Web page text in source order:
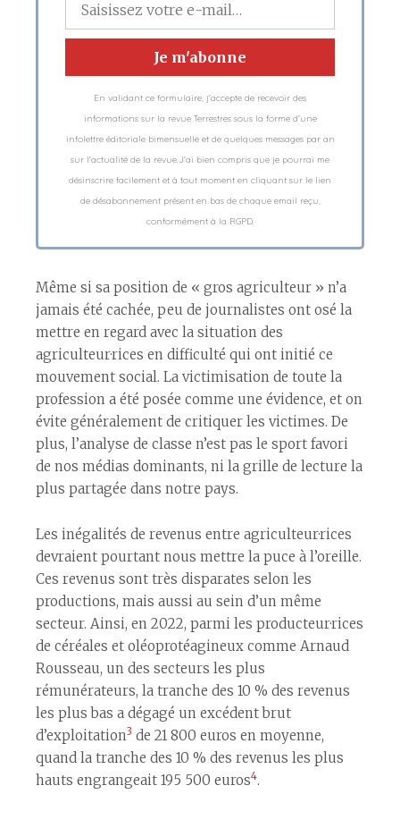
En validant ce formulaire, j'accepte de recevoir des
informations sur la revue Terrestres sous la forme d'une
infolettre éditoriale bimensuelle et de quelques messages par an
sur l'actualité de la revue.J'ai bien compris que je pourrai me
désinscrire facilement et à tout moment en cliquant sur le lien
de désabonnement présent en bas de chaque email reçu,
conformément à la RGPD.
Même si sa position de « gros agriculteur » n’a
jamais été cachée, peu de journalistes ont osé la
mettre en regard avec la situation des
agriculteur·rices en difficulté qui ont initié ce
mouvement social. La victimisation de toute la
profession a été posée comme une évidence, et on
évite généralement de critiquer les victimes. De
plus, l’analyse de classe n’est pas le sport favori
de nos médias dominants, ni la grille de lecture la
plus partagée dans notre pays.
Les inégalités de revenus entre agriculteur·rices
devraient pourtant nous mettre la puce à l’oreille.
Ces revenus sont très disparates selon les
productions, mais aussi au sein d’un même
secteur. Ainsi, en 2022, parmi les producteur·rices
de céréales et oléoprotéagineux comme Arnaud
Rousseau, un des secteurs les plus
rémunérateurs, la tranche des 10 % des revenus
les plus bas a dégagé un excédent brut
d’exploitation3 de 21 800 euros en moyenne,
quand la tranche des 10 % des revenus les plus
hauts engrangeait 195 500 euros4.